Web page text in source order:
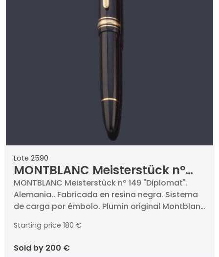
Lote 2590
MONTBLANC Meisterstück nº
149 "Diplomat". Alemania.
MONTBLANC Meisterstück nº 149 "Diplomat".
Alemania.. Fabricada en resina negra. Sistema
de carga por émbolo. Plumín original Montblanc
transparente para ver el nivel de tinta. En
Starting price 180 €
sold by 200 €